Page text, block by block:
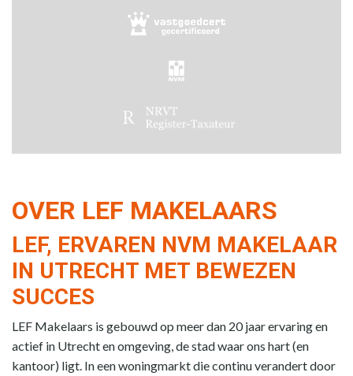
OVER LEF MAKELAARS
LEF, ERVAREN NVM MAKELAAR
IN UTRECHT MET BEWEZEN
SUCCES
LEF Makelaars is gebouwd op meer dan 20 jaar ervaring en
actief in Utrecht en omgeving, de stad waar ons hart (en
kantoor) ligt. In een woningmarkt die continu verandert door